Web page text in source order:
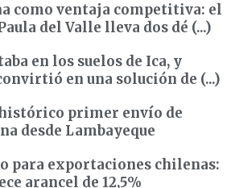
como ventaja competitiva: el
del Valle lleva dos dé (...)
en los suelos de Ica, y
en una solución de (...)
primer envío de
desde Lambayeque
para exportaciones chilenas:
arancel de 12,5%